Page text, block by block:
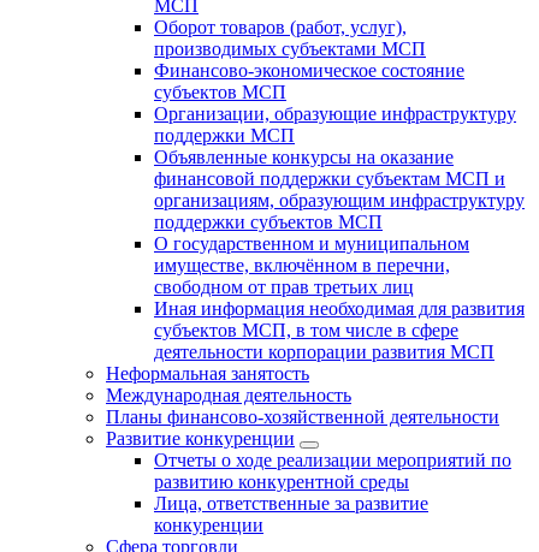
МСП
Оборот товаров (работ, услуг),
производимых субъектами МСП
Финансово-экономическое состояние
субъектов МСП
Организации, образующие инфраструктуру
поддержки МСП
Объявленные конкурсы на оказание
финансовой поддержки субъектам МСП и
организациям, образующим инфраструктуру
поддержки субъектов МСП
О государственном и муниципальном
имуществе, включённом в перечни,
свободном от прав третьих лиц
Иная информация необходимая для развития
субъектов МСП, в том числе в сфере
деятельности корпорации развития МСП
Неформальная занятость
Международная деятельность
Планы финансово-хозяйственной деятельности
Развитие конкуренции
Отчеты о ходе реализации мероприятий по
развитию конкурентной среды
Лица, ответственные за развитие
конкуренции
Сфера торговли